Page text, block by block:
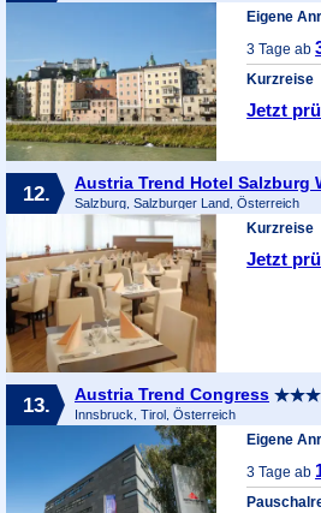
Eigene
3 Tage ab
Kurzreise
Jetzt
12. Austria Trend Hotel Salzburg
Salzburg, Salzburger Land, Österreich
Kurzreise
Jetzt
13. Austria Trend Congress
Innsbruck, Tirol, Österreich
Eigene
3 Tage ab